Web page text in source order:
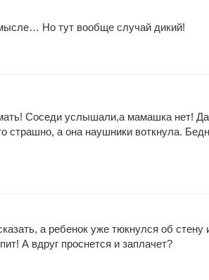
Но тут вообще случай дикий!
Соседи услышали,а мамашка нет!
страшно, а она наушники воткнула.
а ребенок уже тюкнулся об стену
А вдруг проснется и заплачет?